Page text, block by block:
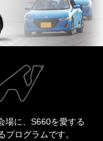
場に、S660を愛する
ログラムです。